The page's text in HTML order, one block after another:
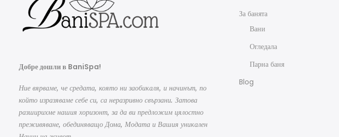
Добре дошли в BaniSpa!
Ние вярваме, че средата, която ни заобикаля, и начинът, по
който изразяваме себе си, са неразривно свързани. Затова
разширихме нашия хоризонт, за да ви предложим цялостно
преживяване, обединяващо Дома, Модата и Вашия уникален
За банята
Вани
Огледала
Парна баня
Blog